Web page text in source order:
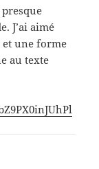
J’ai aimé
et une forme
au texte